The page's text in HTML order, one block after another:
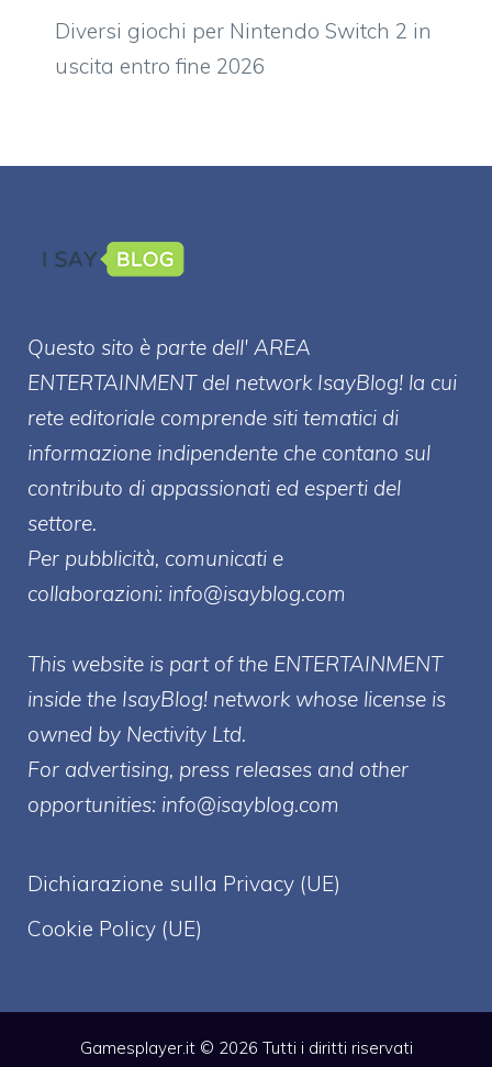
Diversi giochi per Nintendo Switch 2 in
uscita entro fine 2026
Questo sito è parte dell' AREA
ENTERTAINMENT del network IsayBlog! la cui
rete editoriale comprende siti tematici di
informazione indipendente che contano sul
contributo di appassionati ed esperti del
settore.
Per pubblicità, comunicati e
collaborazioni: info@isayblog.com
This website is part of the ENTERTAINMENT
inside the IsayBlog! network whose license is
owned by Nectivity Ltd.
For advertising, press releases and other
opportunities: info@isayblog.com
Dichiarazione sulla Privacy (UE)
Cookie Policy (UE)
Gamesplayer.it © 2026 Tutti i diritti riservati